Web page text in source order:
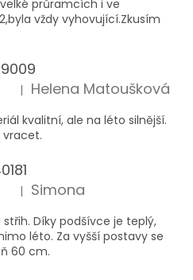
průramcích i ve
vždy vyhovující.Zkusím
je 5 z 5 hvězdiček.
| Helena Matoušková
kvalitní, ale na léto silnější.
vracet.
je 5 z 5 hvězdiček.
| Simona
Díky podšívce je teplý,
léto. Za vyšší postavy se
60 cm.